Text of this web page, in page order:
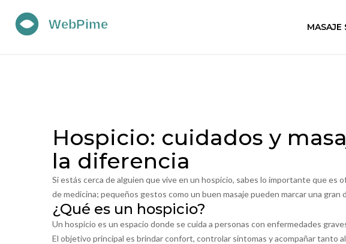
MASAJE
Hospicio: cuidados y
la diferencia
Si estás cerca de alguien que vive en un hospicio, sabes lo importante que es
de medicina; pequeños gestos como un buen masaje pueden marcar una gran
¿Qué es un hospicio?
Un hospicio es un espacio donde se cuida a personas con enfermedades
El objetivo principal es brindar confort, controlar síntomas y acompañar tanto